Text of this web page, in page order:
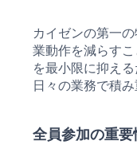
カイゼンの第一
業動作を減らす
を最小限に抑え
日々の業務で積
全員参加の重要